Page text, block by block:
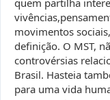
quem partilha
movimentos
definição. O MST,
controvérsias
Brasil. Hasteia
para uma vida